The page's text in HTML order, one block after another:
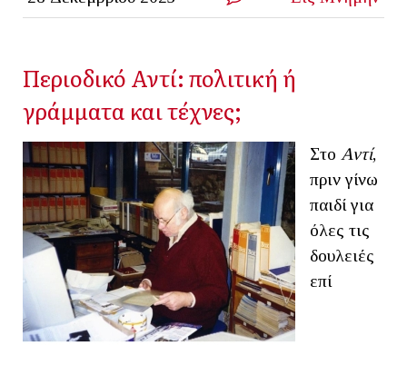
Περιοδικό Αντί: πολιτική ή
γράμματα και τέχνες;
Στο Αντί,
πριν γίνω
παιδί για
όλες τις
δουλειές
επί